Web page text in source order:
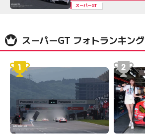
スーパーGT
スーパーGT フォトランキング